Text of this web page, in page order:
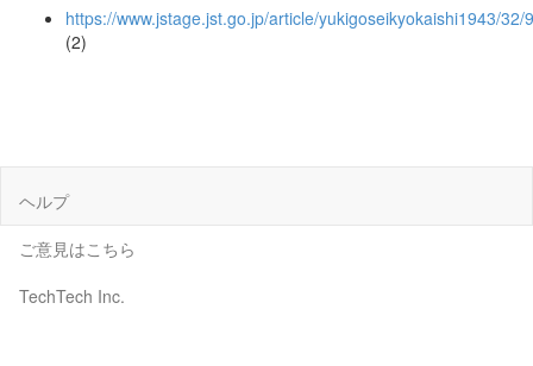
https://www.jstage.jst.go.jp/article/yukigoseikyokaishi1943/
(2)
ヘルプ
ご意見はこちら
TechTech Inc.